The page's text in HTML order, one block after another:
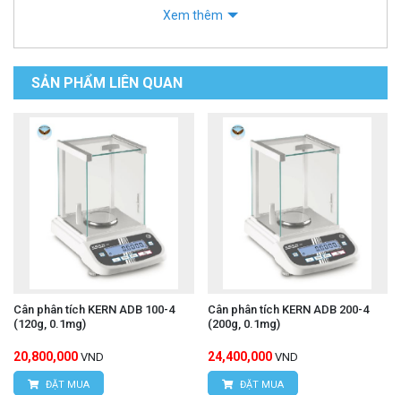
Xem thêm
SẢN PHẨM LIÊN QUAN
Cân phân tích KERN ADB 100-4
(120g, 0.1mg)
20,800,000 VND
ĐẶT MUA
Cân phân tích KERN ADB 200-4
(200g, 0.1mg)
24,400,000 VND
ĐẶT MUA